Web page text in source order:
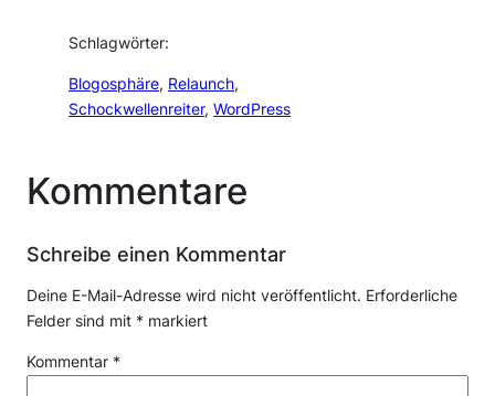
Schlagwörter:
Blogosphäre, Relaunch
Schockwellenreiter, WordPress
Kommentare
Schreibe einen Kommentar
Deine E-Mail-Adresse wird nicht veröffentlicht. Erforderliche
Felder sind mit * markiert
Kommentar *